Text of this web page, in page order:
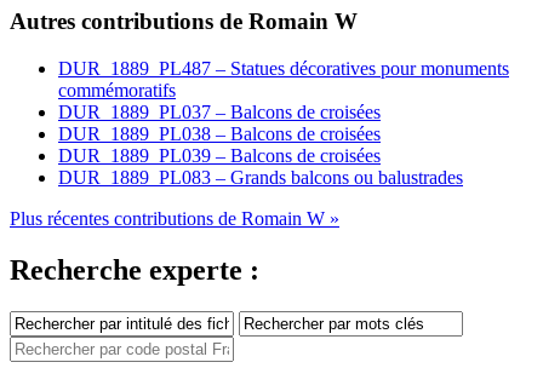
Autres contributions de Romain W
DUR_1889_PL487 – Statues décoratives pour monuments
commémoratifs
DUR_1889_PL037 – Balcons de croisées
DUR_1889_PL038 – Balcons de croisées
DUR_1889_PL039 – Balcons de croisées
DUR_1889_PL083 – Grands balcons ou balustrades
Plus récentes contributions de Romain W »
Recherche experte :